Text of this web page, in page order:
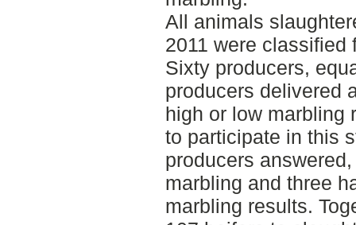
All animals
2011 were classified
Sixty producers,
producers delivered
high or low marbling
to participate in this
producers
marbling and three
marbling results.